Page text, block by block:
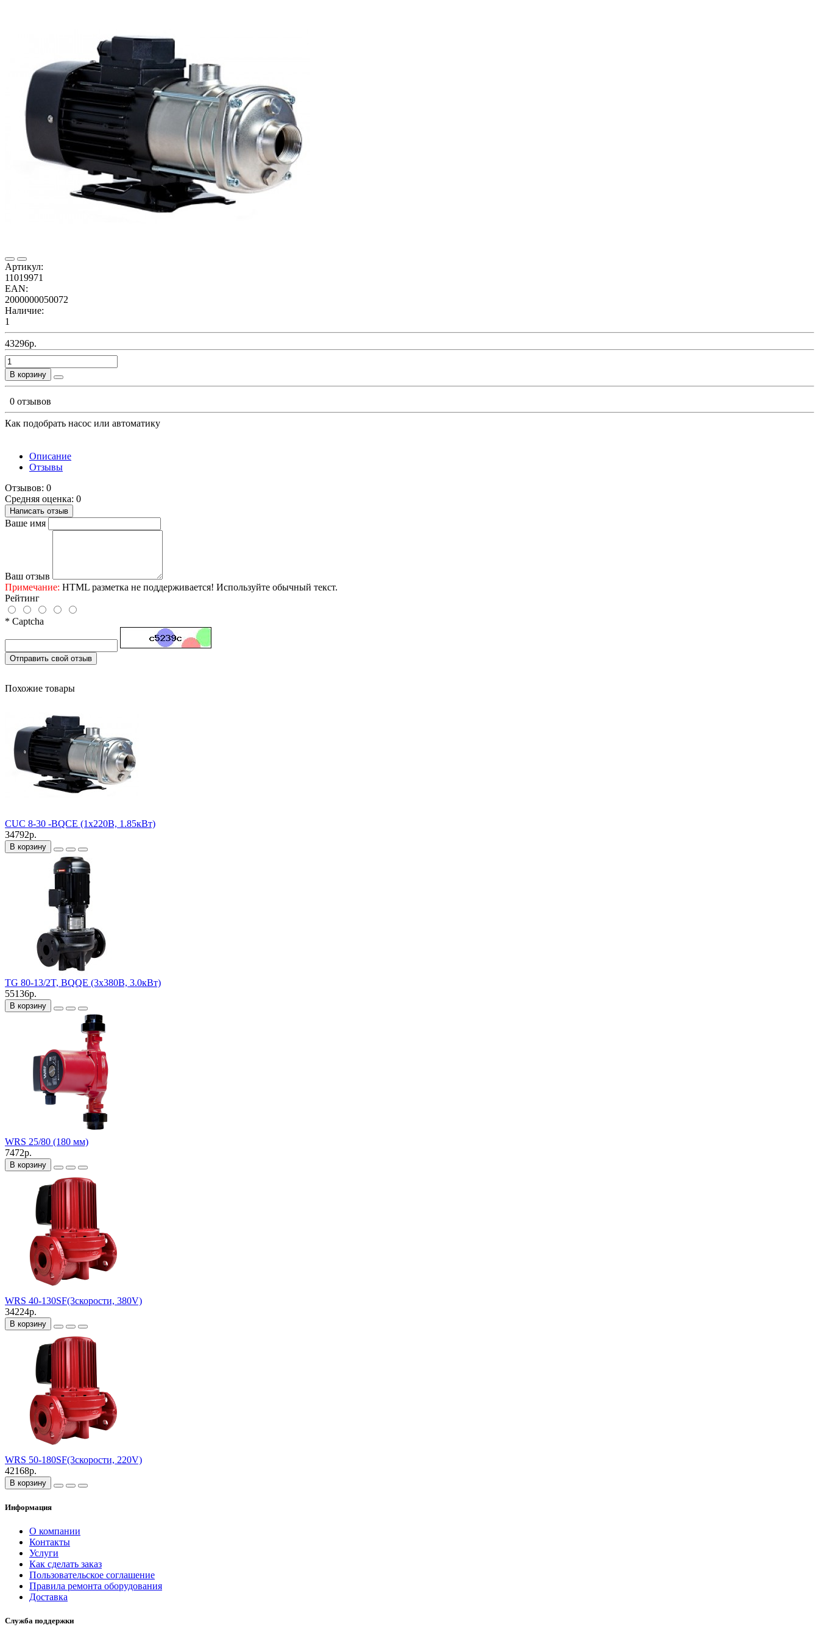
Артикул:
11019971
EAN:
2000000050072
Наличие:
1
43296р.
В корзину
0 отзывов
Как подобрать насос или автоматику
Описание
Отзывы
Отзывов: 0
Средняя оценка: 0
Написать отзыв
Ваше имя
Ваш отзыв
Примечание: HTML разметка не поддерживается! Используйте обычный текст.
Рейтинг
* Captcha
Отправить свой отзыв
Похожие товары
CUC 8-30 -BQCE (1х220В, 1.85кВт)
34792р.
В корзину
TG 80-13/2T, BQQE (3х380В, 3.0кВт)
55136р.
В корзину
WRS 25/80 (180 мм)
7472р.
В корзину
WRS 40-130SF(3скорости, 380V)
34224р.
В корзину
WRS 50-180SF(3скорости, 220V)
42168р.
В корзину
Информация
О компании
Контакты
Услуги
Как сделать заказ
Пользовательское соглашение
Правила ремонта оборудования
Доставка
Служба поддержки